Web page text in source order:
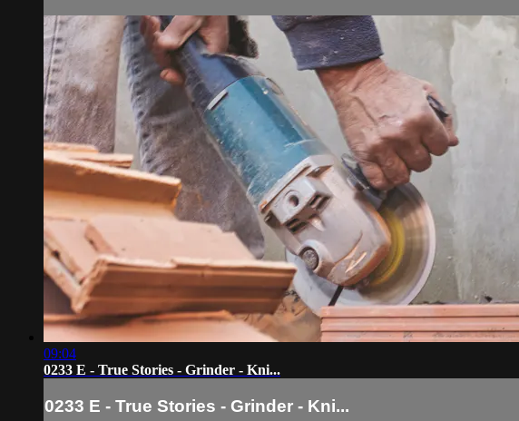
09:04
0233 E - True Stories - Grinder - Kni...
0233 E - True Stories - Grinder - Kni...